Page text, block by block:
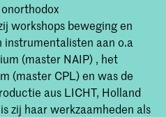
workshops beweging en
instrumentalisten aan o.a
(master NAIP) , het
(master CPL) en was de
aus LICHT, Holland
zij haar werkzaamheden als